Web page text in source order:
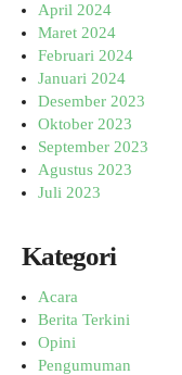
April 2024
Maret 2024
Februari 2024
Januari 2024
Desember 2023
Oktober 2023
September 2023
Agustus 2023
Juli 2023
Kategori
Acara
Berita Terkini
Opini
Pengumuman